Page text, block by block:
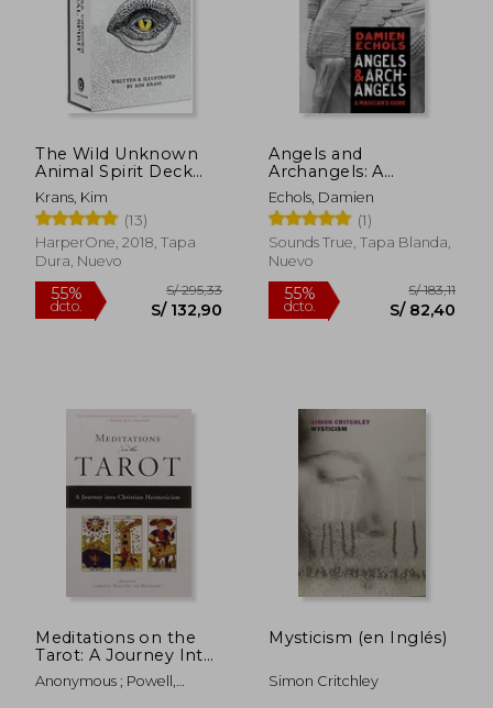
S/ 81,96
The Wild Unknown
Animal Spirit Deck
and Guid (Official
Keepsake box Set)
(en Inglés)
Krans, Kim
(13)
HarperOne, 2018, Tapa
Dura, Nuevo
Angels and
Archangels: A
Magician'S Guide (en
Inglés)
Echols, Damien
(1)
Sounds True, Tapa Blanda,
Nuevo
Meditations on the
Tarot: A Journey Into
Christian
Hermeticism (en
Anonymous ; Powell,
Mysticism (en Inglés)
Simon Critchley